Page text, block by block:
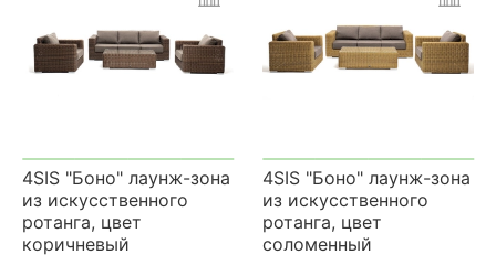
4SIS "Боно" лаунж-зона
из искусственного
ротанга, цвет
коричневый
4SIS "Боно" лаунж-зона
из искусственного
ротанга, цвет
соломенный